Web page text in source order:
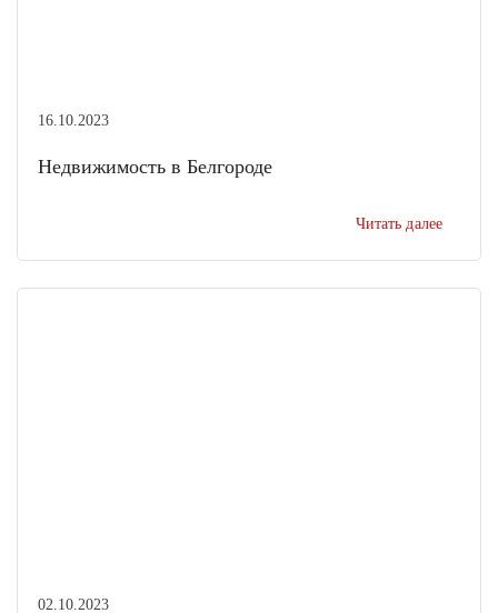
16.10.2023
Недвижимость в Белгороде
Читать далее
02.10.2023